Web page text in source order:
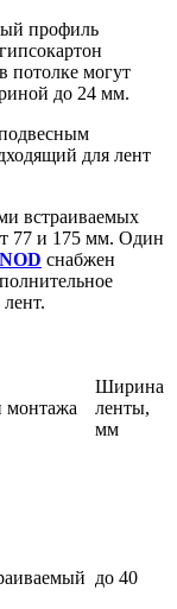
профиль
могут
до 24 мм.
для лент
встраиваемых
77 и 175 мм. Один
снабжен
монтажа
Ширина
ленты,
мм
до 40